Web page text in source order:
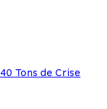
40 Tons de Crise